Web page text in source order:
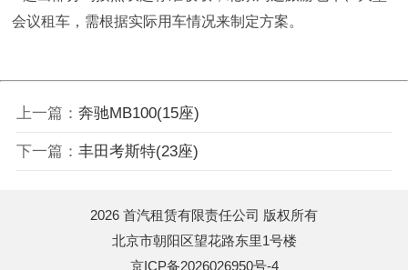
会议租车，需根据实际用车情况来制定方案。
上一篇： 奔驰MB100(15座)
下一篇： 丰田考斯特(23座)
2026 首汽租赁有限责任公司 版权所有
北京市朝阳区望花路东里1号楼
京ICP备2026026950号-4